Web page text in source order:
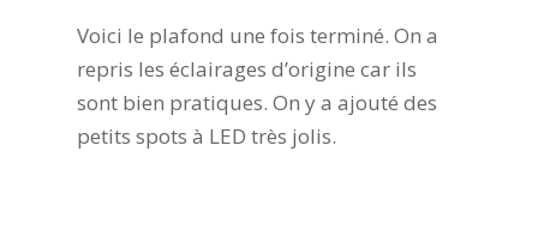
Voici le plafond une fois terminé. On a
repris les éclairages d’origine car ils
sont bien pratiques. On y a ajouté des
petits spots à LED très jolis.